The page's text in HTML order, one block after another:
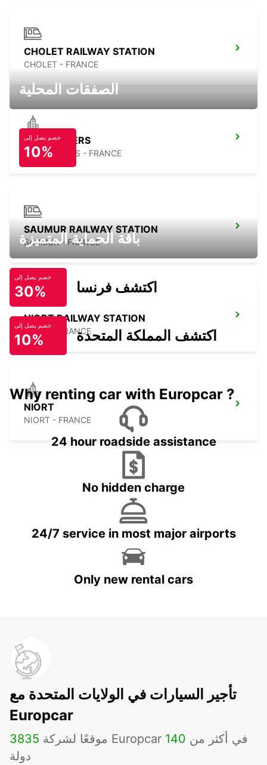
CHOLET RAILWAY STATION
CHOLET - FRANCE
LES HERBIERS
LES HERBIERS - FRANCE
SAUMUR RAILWAY STATION
SAUMUR - FRANCE
NIORT RAILWAY STATION
NIORT - FRANCE
NIORT
NIORT - FRANCE
الصفقات المحلية
خصم يصل إلى
10%
باقة الحماية المتميزة
خصم يصل إلى
30% اكتشف فرنسا
خصم يصل إلى
10% اكتشف المملكة المتحدة
Why renting car with Europcar ?
24 hour roadside assistance
No hidden charge
24/7 service in most major airports
Only new rental cars
تأجير السيارات في الولايات المتحدة مع
Europcar
3835 موقعًا لشركة Europcar في أكثر من 140
دولة